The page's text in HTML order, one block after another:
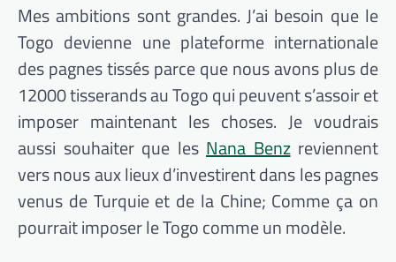
Mes ambitions sont grandes. J’ai besoin que le
Togo devienne une plateforme internationale
des pagnes tissés parce que nous avons plus de
12000 tisserands au Togo qui peuvent s’assoir et
imposer maintenant les choses. Je voudrais
aussi souhaiter que les Nana Benzreviennent
vers nous aux lieux d’investirent dans les pagnes
venus de Turquie et de la Chine; Comme ça on
pourrait imposer le Togo comme un modèle.